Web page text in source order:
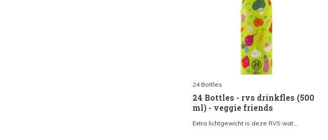
24 Bottles
24 Bottles - rvs drinkfles (500
ml) - veggie friends
Extra lichtgewicht is deze RVS wat...